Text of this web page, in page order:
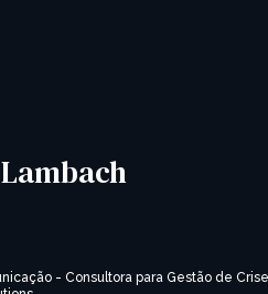
- Consultora para Gestão de